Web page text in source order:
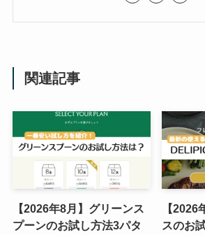
関連記事
【2026年8月】グリーンス
プーンのお試し方法3パタ
【2026
スのお